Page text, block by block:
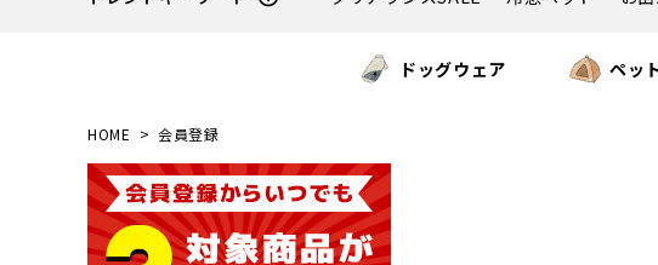
ドッグウェア ペッ
HOME 会員登録